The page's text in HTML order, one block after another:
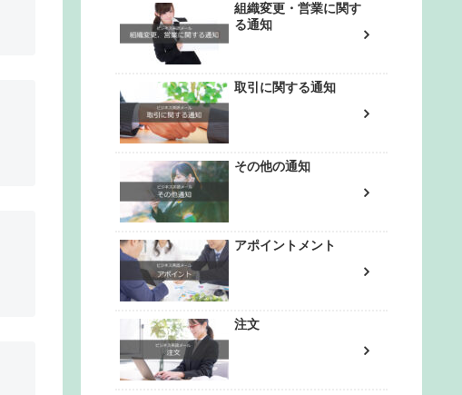
組織変更・営業に関す
る通知
取引に関する通知
その他の通知
アポイントメント
注文